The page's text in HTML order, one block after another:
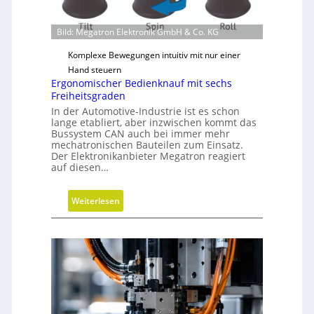
Bild: Megatron Elektronik GmbH & Co. KG
Komplexe Bewegungen intuitiv mit nur einer
Hand steuern
Ergonomischer Bedienknauf mit sechs
Freiheitsgraden
In der Automotive-Industrie ist es schon
lange etabliert, aber inzwischen kommt das
Bussystem CAN auch bei immer mehr
mechatronischen Bauteilen zum Einsatz.
Der Elektronikanbieter Megatron reagiert
auf diesen…
Weiterlesen
E
o
n
o
m